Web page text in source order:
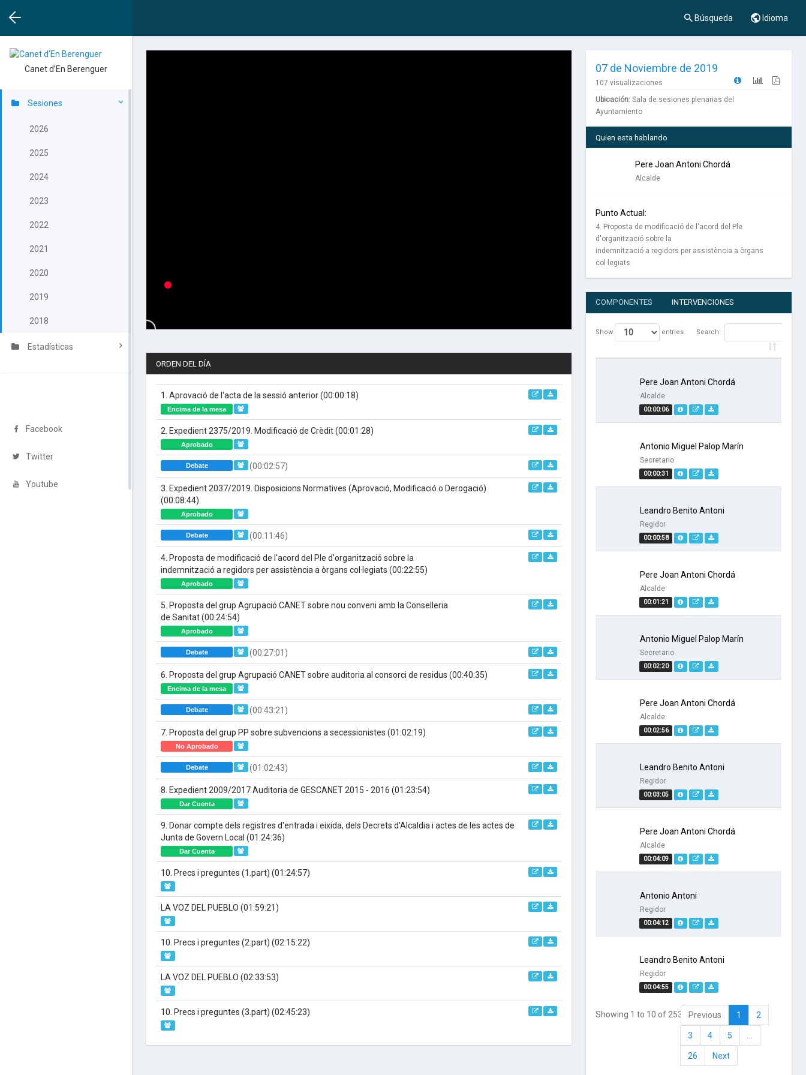
Búsqueda Idioma
Canet d’En Berenguer
Sesiones
2026
2025
2024
2023
2022
2021
2020
2019
2018
Estadísticas
Facebook
Twitter
Youtube
ORDEN DEL DÍA
1. Aprovació de l'acta de la sessió anterior(00:00:18)
Encima de la mesa
2. Expedient 2375/2019. Modificació de Crèdit(00:01:28)
Aprobado
Debate (00:02:57)
3. Expedient 2037/2019. Disposicions Normatives (Aprovació, Modificació o Derogació)
(00:08:44)
Aprobado
Debate (00:11:46)
4. Proposta de modificació de l'acord del Ple d'organització sobre la
indemnització a regidors per assistència a òrgans col·legiats (00:22:55)
Aprobado
5. Proposta del grup Agrupació CANET sobre nou conveni amb la Conselleria
de Sanitat(00:24:54)
Aprobado
Debate (00:27:01)
6. Proposta del grup Agrupació CANET sobre auditoria al consorci de residus (00:40:35)
Encima de la mesa
Debate (00:43:21)
7. Proposta del grup PP sobre subvencions a secessionistes (01:02:19)
No Aprobado
Debate (01:02:43)
8. Expedient 2009/2017 Auditoria de GESCANET 2015 - 2016 (01:23:54)
Dar Cuenta
9. Donar compte dels registres d'entrada i eixida, dels Decrets d'Alcaldia i actes de les actes de
Junta de Govern Local (01:24:36)
Dar Cuenta
10. Precs i preguntes (1.part) (01:24:57)
LA VOZ DEL PUEBLO (01:59:21)
10. Precs i preguntes (2.part) (02:15:22)
LA VOZ DEL PUEBLO (02:33:53)
10. Precs i preguntes (3.part) (02:45:23)
07 de Noviembre de 2019
107 visualizaciones
Ubicación:Sala de sesiones plenarias del
Ayuntamiento
Quien esta hablando
Pere Joan Antoni Chordá
Alcalde
Punto Actual:
4. Proposta de modificació de l'acord del Ple
d'organització sobre la
indemnització a regidors per assistència a òrgans
col·legiats
COMPONENTES INTERVENCIONES
Show entries Search:
00:00:06
Pere Joan Antoni Chordá
Alcalde
00:00:31
Antonio Miguel Palop Marín
Secretario
00:00:58
Leandro Benito Antoni
Regidor
00:01:21
Pere Joan Antoni Chordá
Alcalde
00:02:20
Antonio Miguel Palop Marín
Secretario
00:02:56
Pere Joan Antoni Chordá
Alcalde
00:03:05
Leandro Benito Antoni
Regidor
00:04:09
Pere Joan Antoni Chordá
Alcalde
00:04:12
Antonio Antoni
Regidor
00:04:55
Leandro Benito Antoni
Regidor
Showing 1 to 10 of 253 entries
Previous 1 2
3 4 5
26 Next